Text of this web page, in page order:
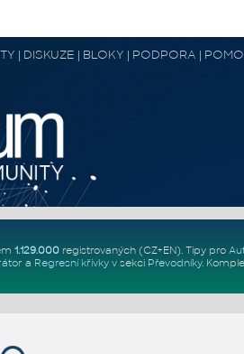
| DISKUZE | BLOKY | PODPORA |
1.129.000registrovaných (CZ+EN). Tipy pro
a Regresní křivkyv sekci Převodníky.